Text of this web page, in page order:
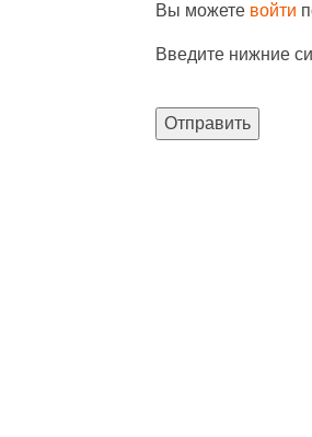
Вы можете войти
Введите нижние
Отправить